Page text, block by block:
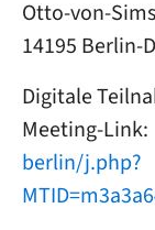
Otto-von-
14195 Berlin-
Digitale
Meeting-
berlin/j.php?